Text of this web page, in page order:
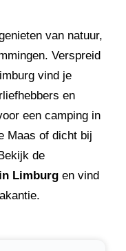
van natuur,
Verspreid
vind je
en
een camping in
Maas of dicht bij
de
Limburg en vind